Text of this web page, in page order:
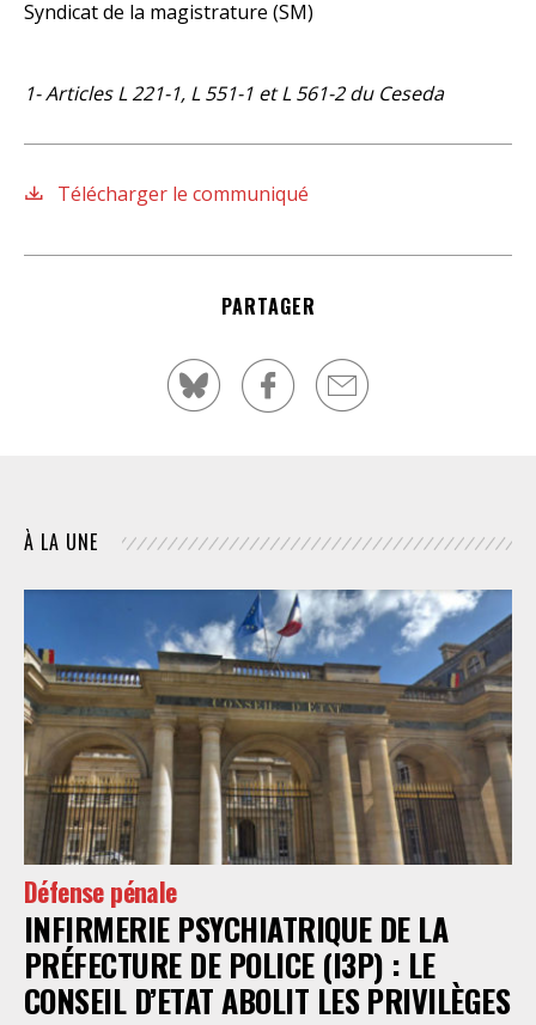
Syndicat de la magistrature (SM)
1- Articles L 221-1, L 551-1 et L 561-2 du Ceseda
Télécharger le communiqué
PARTAGER
À LA UNE
Défense pénale
INFIRMERIE PSYCHIATRIQUE DE LA
PRÉFECTURE DE POLICE (I3P) : LE
CONSEIL D’ETAT ABOLIT LES PRIVILÈGES